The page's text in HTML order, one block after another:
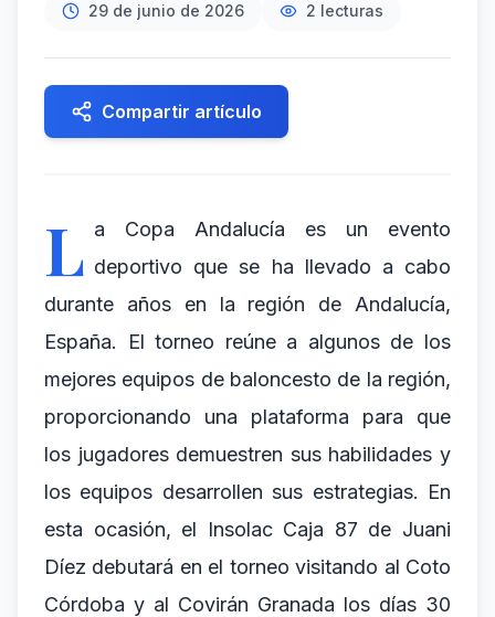
29 de junio de 2026 2 lecturas
Compartir artículo
L a Copa Andalucía es un evento
deportivo que se ha llevado a cabo
durante años en la región de Andalucía,
España. El torneo reúne a algunos de los
mejores equipos de baloncesto de la región,
proporcionando una plataforma para que
los jugadores demuestren sus habilidades y
los equipos desarrollen sus estrategias. En
esta ocasión, el Insolac Caja 87 de Juani
Díez debutará en el torneo visitando al Coto
Córdoba y al Covirán Granada los días 30